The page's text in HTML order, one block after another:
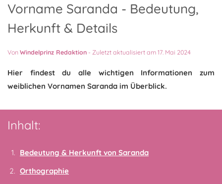
Vorname Saranda - Bedeutung,
Herkunft & Details
VonWindelprinz Redaktion - Zuletzt aktualisiert am 17. Mai 2024
Hier findest du alle wichtigen Informationen zum
weiblichen Vornamen Saranda im Überblick.
Inhalt:
Bedeutung & Herkunft von Saranda
Orthographie